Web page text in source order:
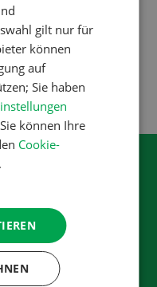
die
der
gilt nur für
können
auf
Sie haben
können Ihre
Cookie-